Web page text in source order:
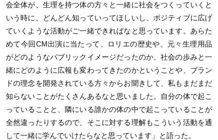
会全体が、生理を持つ体の方々と一緒に社会をつくっていくと
いう時に、どんどん知っていってほしいし、ポジティブに広げ
ていくような活動がご一緒できればなと思っています。あらた
めて今回CM出演に当たって、ロリエの歴史や、元々生理用品
がどのようなパブリックイメージだったのか、社会の歩みと一
緒にどのように広報も変わってきたのかということや、ブラン
ドの理念を開発されている方々からお聞きして、私もまだまだ
知らないことがたくさんあるなと思いました。自分の体で起こ
っていることと、隣にいる誰かの体の中で起こっていることが
全然違ったりするので、そこに対する理解もこういう活動を通
して一緒に学んでいけたらなと思っています」と語った。